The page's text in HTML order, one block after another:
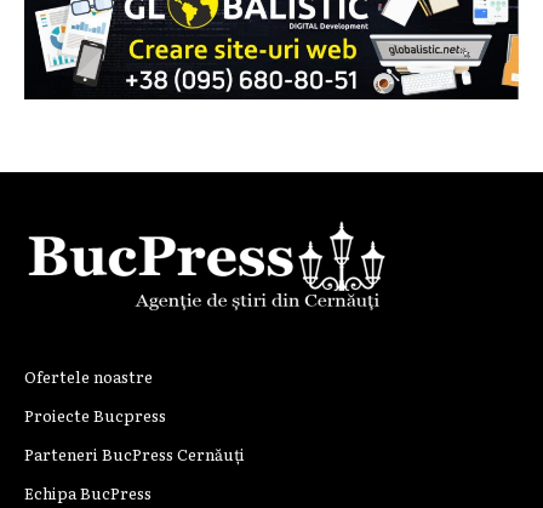
Ofertele noastre
Proiecte Bucpress
Parteneri BucPress Cernăuți
Echipa BucPress